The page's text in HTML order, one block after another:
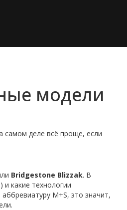
модели
самом деле всё проще, если
Bridgestone Blizzak. В
и какие технологии
M+S, это значит,